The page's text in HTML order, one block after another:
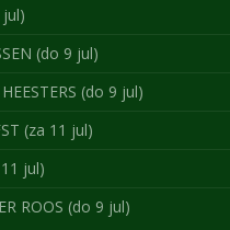
jul)
(do 9 jul)
(do 9 jul)
(za 11 jul)
jul)
ROOS (do 9 jul)